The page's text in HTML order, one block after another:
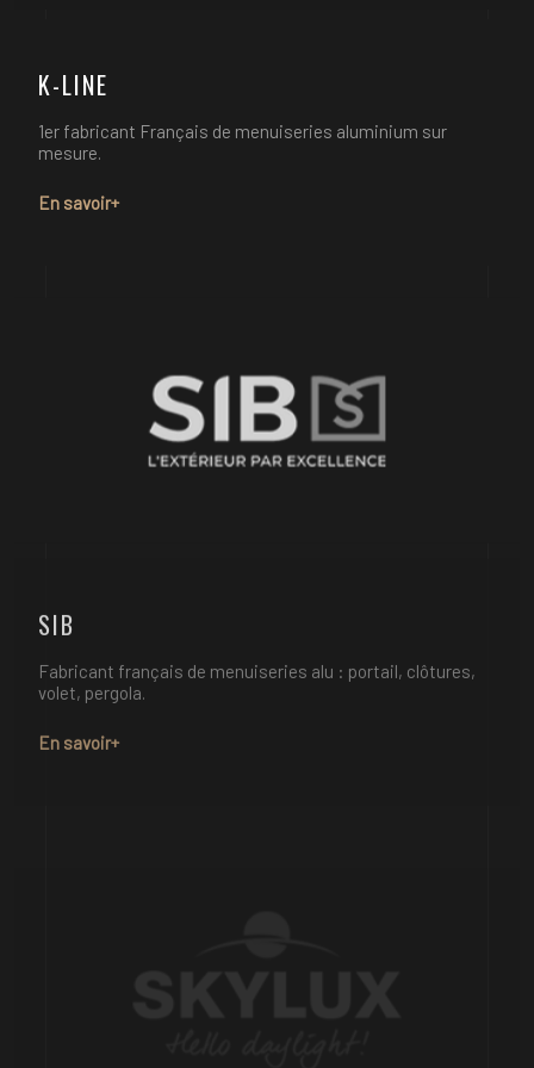
K-LINE
1er fabricant Français de menuiseries aluminium sur
mesure.
En savoir+
SIB
Fabricant français de menuiseries alu : portail, clôtures,
volet, pergola.
En savoir+